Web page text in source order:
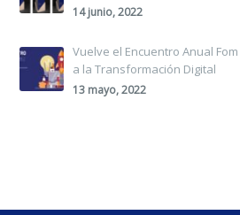
14 junio, 2022
Vuelve el Encuentro Anual
a la Transformación Digital
13 mayo, 2022